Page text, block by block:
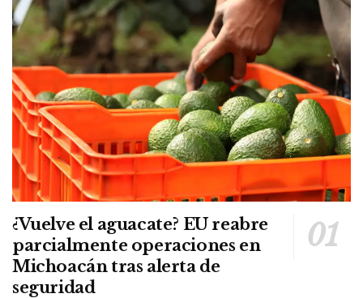
¿Vuelve el aguacate? EU reabre
parcialmente operaciones en
Michoacán tras alerta de
seguridad